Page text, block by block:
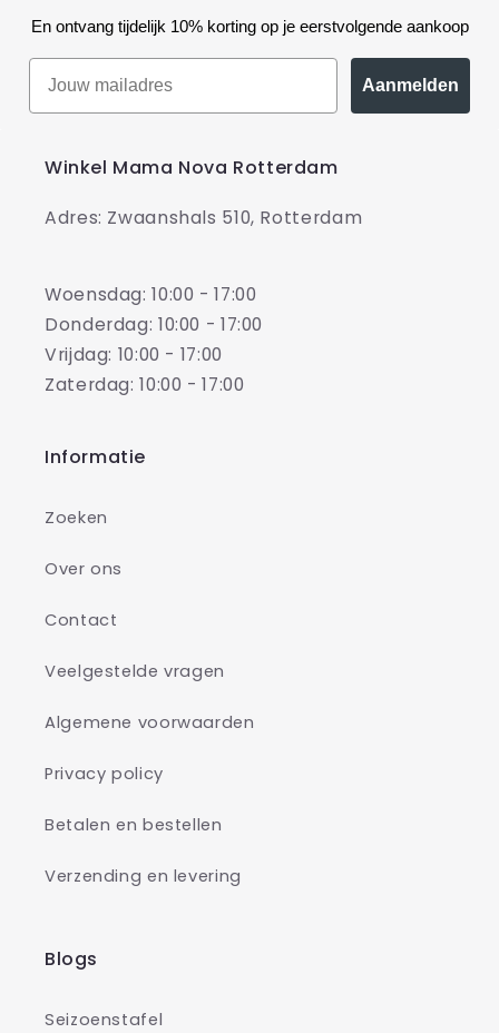
En ontvang tijdelijk 10% korting op je eerstvolgende aankoop
Aanmelden
Winkel Mama Nova Rotterdam
Adres: Zwaanshals 510, Rotterdam
Woensdag: 10:00 - 17:00
Donderdag: 10:00 - 17:00
Vrijdag: 10:00 - 17:00
Zaterdag: 10:00 - 17:00
Informatie
Zoeken
Over ons
Contact
Veelgestelde vragen
Algemene voorwaarden
Privacy policy
Betalen en bestellen
Verzending en levering
Blogs
Seizoenstafel